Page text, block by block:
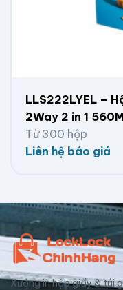
LLS222LYEL –
2Way 2 in 1
Từ 300 hộp
Liên hệ báo giá
Xưởng in hộp giấy & túi